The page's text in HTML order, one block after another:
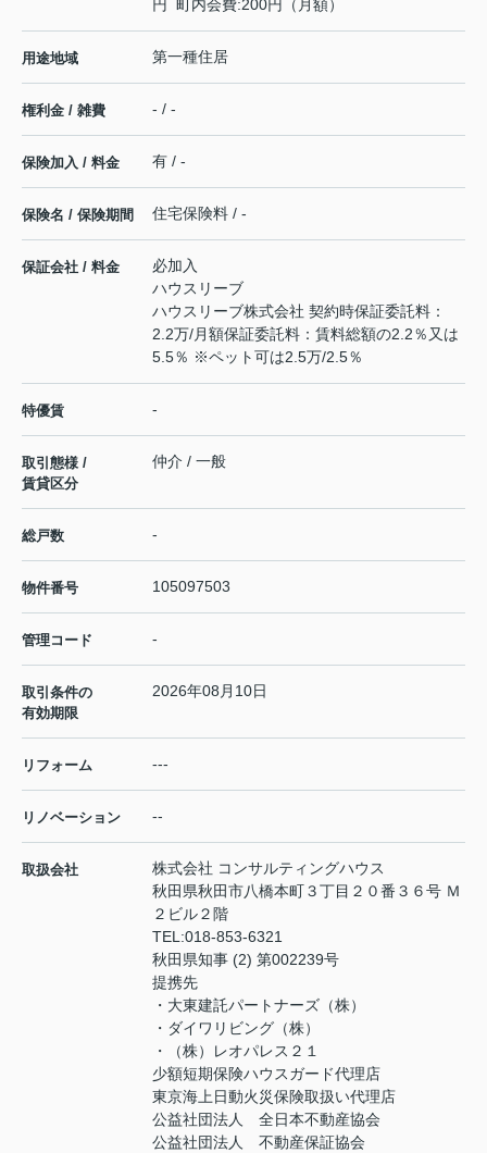
円 町内会費:200円（月額）
用途地域 第一種住居
権利金 / 雑費 - / -
保険加入 / 料金 有 / -
保険名 / 保険期間 住宅保険料 / -
保証会社 / 料金
必加入
ハウスリーブ
ハウスリーブ株式会社 契約時保証委託料：
2.2万/月額保証委託料：賃料総額の2.2％又は
5.5％ ※ペット可は2.5万/2.5％
特優賃 -
取引態様 /
賃貸区分
仲介 / 一般
総戸数 -
物件番号 105097503
管理コード -
取引条件の
有効期限
2026年08月10日
リフォーム ---
リノベーション --
取扱会社
株式会社 コンサルティングハウス
秋田県秋田市八橋本町３丁目２０番３６号 Ｍ
２ビル２階
TEL:018-853-6321
秋田県知事 (2) 第002239号
提携先
・大東建託パートナーズ（株）
・ダイワリビング（株）
・（株）レオパレス２１
少額短期保険ハウスガード代理店
東京海上日動火災保険取扱い代理店
公益社団法人 全日本不動産協会
公益社団法人 不動産保証協会